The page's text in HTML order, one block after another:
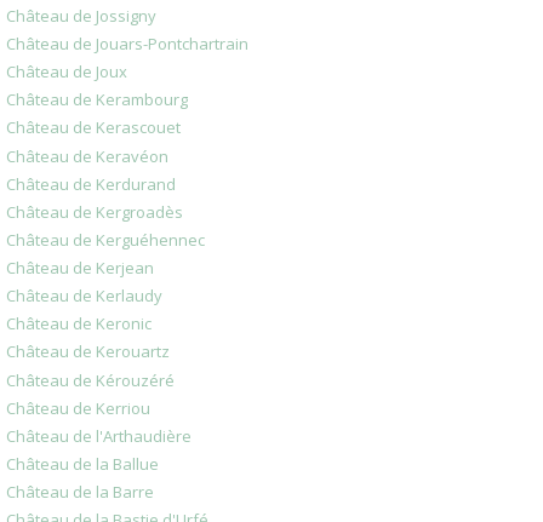
Château de Jossigny
Château de Jouars-Pontchartrain
Château de Joux
Château de Kerambourg
Château de Kerascouet
Château de Keravéon
Château de Kerdurand
Château de Kergroadès
Château de Kerguéhennec
Château de Kerjean
Château de Kerlaudy
Château de Keronic
Château de Kerouartz
Château de Kérouzéré
Château de Kerriou
Château de l'Arthaudière
Château de la Ballue
Château de la Barre